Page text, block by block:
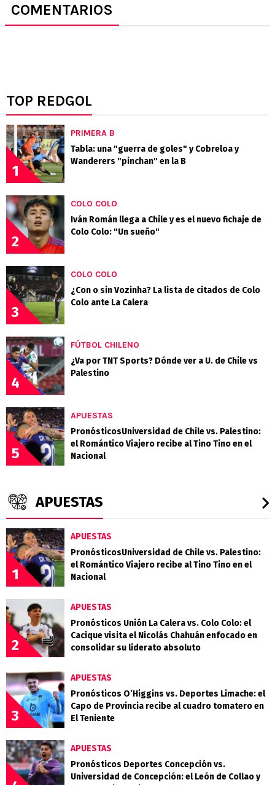
COMENTARIOS
TOP REDGOL
1
PRIMERA B
Tabla: una "guerra de goles" y Cobreloa y
Wanderers "pinchan" en la B
2
COLO COLO
Iván Román llega a Chile y es el nuevo fichaje de
Colo Colo: "Un sueño"
3
COLO COLO
¿Con o sin Vozinha? La lista de citados de Colo
Colo ante La Calera
4
FÚTBOL CHILENO
¿Va por TNT Sports? Dónde ver a U. de Chile vs
Palestino
5
APUESTAS
PronósticosUniversidad de Chile vs. Palestino:
el Romántico Viajero recibe al Tino Tino en el
Nacional
APUESTAS
1
APUESTAS
PronósticosUniversidad de Chile vs. Palestino:
el Romántico Viajero recibe al Tino Tino en el
Nacional
2
APUESTAS
Pronósticos Unión La Calera vs. Colo Colo: el
Cacique visita el Nicolás Chahuán enfocado en
consolidar su liderato absoluto
3
APUESTAS
Pronósticos O’Higgins vs. Deportes Limache: el
Capo de Provincia recibe al cuadro tomatero en
El Teniente
APUESTAS
Pronósticos Deportes Concepción vs.
Universidad de Concepción: el León de Collao y